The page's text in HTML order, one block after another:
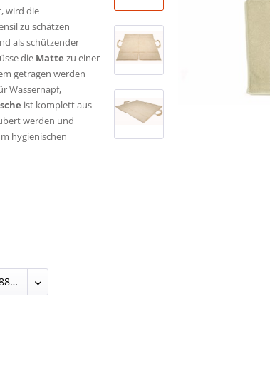
wird die
zu schätzen
als schützender
die Matte zu einer
getragen werden
Wassernapf,
ist komplett aus
werden und
hygienischen